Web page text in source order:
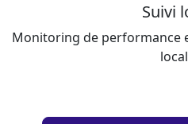
Suivi
Monitoring de performance